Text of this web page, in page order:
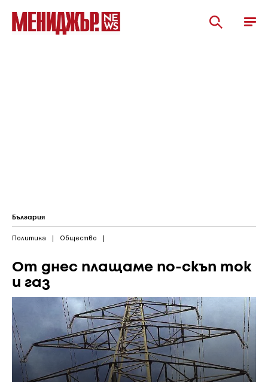
България
Политика | Общество |
От днес плащаме по-скъп ток
и газ